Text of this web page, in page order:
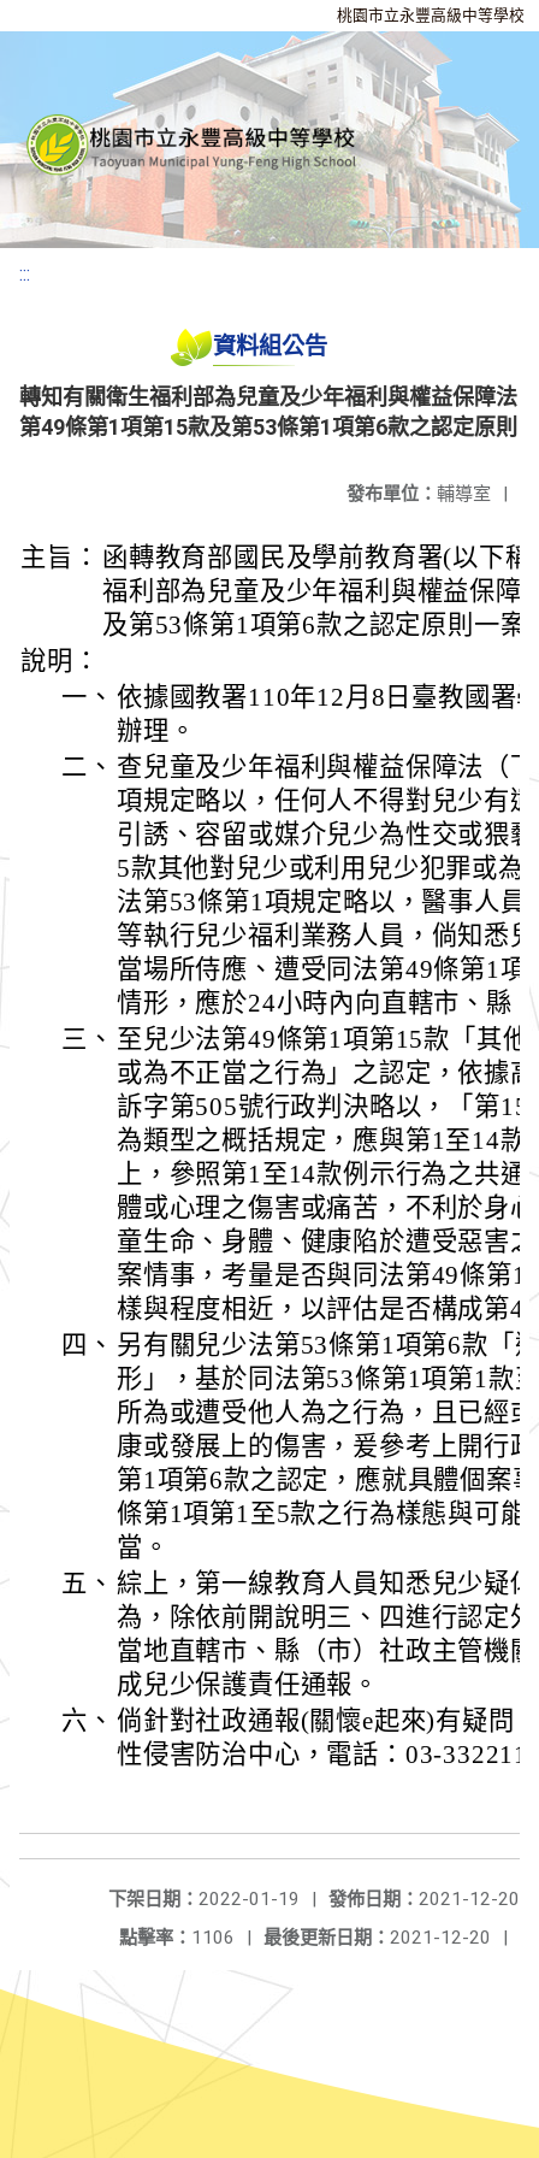
桃園市立永豐高級中等學校
:::
資料組公告
轉知有關衛生福利部為兒童及少年福利與權益保障法
第49條第1項第15款及第53條第1項第6款之認定原則
發布單位： 輔導室 |
主旨： 函轉教育部國民及學前教育署(以下
福利部為兒童及少年福利與權益保障
及第53條第1項第6款之認定原則一案
說明：
一、 依據國教署110年12月8日臺教國署
辦理。
二、 查兒童及少年福利與權益保障法（
項規定略以，任何人不得對兒少有
引誘、容留或媒介兒少為性交或猥
5款其他對兒少或利用兒少犯罪或為
法第53條第1項規定略以，醫事人員
等執行兒少福利業務人員，倘知悉
當場所侍應、遭受同法第49條第1項
情形，應於24小時內向直轄市、縣
三、 至兒少法第49條第1項第15款「其
或為不正當之行為」之認定，依據
訴字第505號行政判決略以，「第
為類型之概括規定，應與第1至14款
上，參照第1至14款例示行為之共
體或心理之傷害或痛苦，不利於身
童生命、身體、健康陷於遭受惡害
案情事，考量是否與同法第49條第1
樣與程度相近，以評估是否構成第
四、 另有關兒少法第53條第1項第6款「
形」，基於同法第53條第1項第1款
所為或遭受他人為之行為，且已經
康或發展上的傷害，爰參考上開行
第1項第6款之認定，應就具體個案
條第1項第1至5款之行為樣態與可能
當。
五、 綜上，第一線教育人員知悉兒少疑
為，除依前開說明三、四進行認定
當地直轄市、縣（市）社政主管機
成兒少保護責任通報。
六、 倘針對社政通報(關懷e起來)有疑問
性侵害防治中心，電話：03-
發佈日期： 2021-12-20
下架日期： 2022-01-19
|
最後更新日期： 2021-12-20 |
點擊率： 1106 |